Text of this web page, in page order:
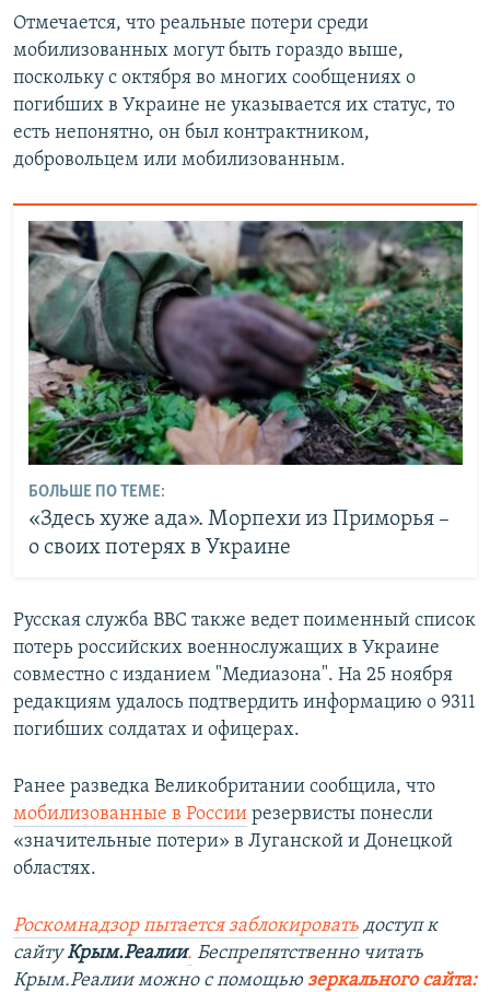
Отмечается, что реальные потери среди
мобилизованных могут быть гораздо выше,
поскольку с октября во многих сообщениях о
погибших в Украине не указывается их статус, то
есть непонятно, он был контрактником,
добровольцем или мобилизованным.
БОЛЬШЕ ПО ТЕМЕ:
«Здесь хуже ада». Морпехи из Приморья –
о своих потерях в Украине
Русская служба BBC также ведет поименный список
потерь российских военнослужащих в Украине
совместно с изданием "Медиазона". На 25 ноября
редакциям удалось подтвердить информацию о 9311
погибших солдатах и офицерах.
Ранее разведка Великобритании сообщила, что
мобилизованные в России резервисты понесли
«значительные потери» в Луганской и Донецкой
областях.
Роскомнадзор пытается заблокировать доступ к
сайтуКрым.Реалии. Беспрепятственно читать
Крым.Реалии можно с помощью зеркального сайта: